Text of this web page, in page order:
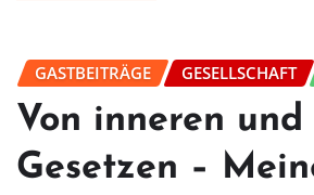
GASTBEITRÄGE GESELLSCHAFT
Von inneren
Gesetzen –